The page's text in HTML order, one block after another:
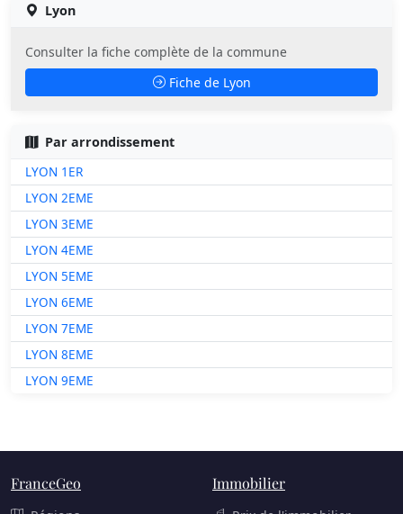
Lyon
Consulter la fiche complète de la commune
Fiche de Lyon
Par arrondissement
LYON 1ER
LYON 2EME
LYON 3EME
LYON 4EME
LYON 5EME
LYON 6EME
LYON 7EME
LYON 8EME
LYON 9EME
FranceGeo Immobilier